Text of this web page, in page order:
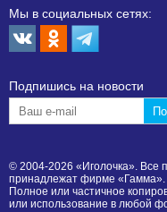
Мы в социальных сетях:
Подпишиcь на новости
© 2004-2026 «Иголочка». Все
принадлежат фирме «Гамма».
Полное или частичное
или использование в любой